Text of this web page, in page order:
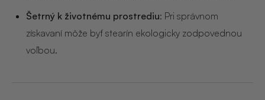
Šetrný k životnému prostrediu: Pri správnom
získavaní môže byť stearín ekologicky zodpovednou
voľbou.